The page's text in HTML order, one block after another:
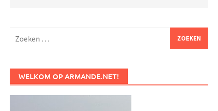
naar:
WELKOM OP ARMANDE.NET!